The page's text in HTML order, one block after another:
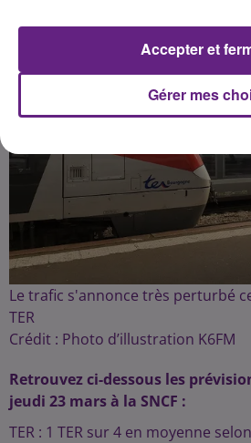
Le trafic s'annonce très perturbé
TER
Crédit : Photo d’illustration K6FM
Retrouvez ci-dessous les
jeudi 23 mars à la SNCF :
TER : 1 TER sur 4 en moyenne
Gérer mes
Accepter et